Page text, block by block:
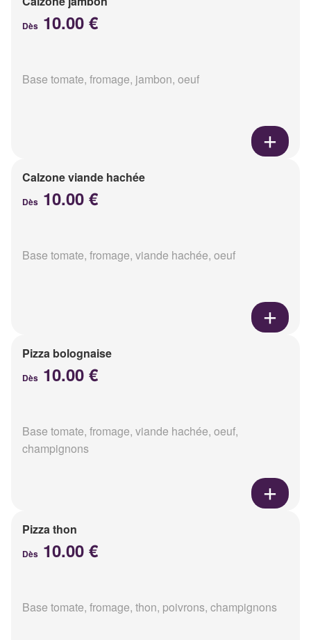
Dès 10.00 €
Base tomate, fromage, jambon, oeuf
Calzone viande hachée
Dès 10.00 €
Base tomate, fromage, viande hachée, oeuf
Pizza bolognaise
Dès 10.00 €
Base tomate, fromage, viande hachée, oeuf,
champignons
Pizza thon
Dès 10.00 €
Base tomate, fromage, thon, poivrons, champignons